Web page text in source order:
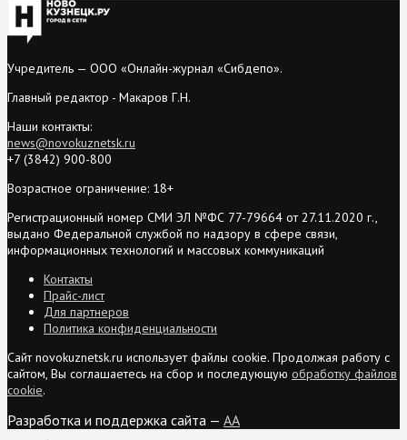
Учредитель — ООО «Онлайн-журнал «Сибдепо».
Главный редактор - Макаров Г.Н.
Наши контакты:
news@novokuznetsk.ru
+7 (3842) 900-800
Возрастное ограничение: 18+
Регистрационный номер СМИ ЭЛ №ФС 77-79664 от 27.11.2020 г.,
выдано Федеральной службой по надзору в сфере связи,
информационных технологий и массовых коммуникаций
Контакты
Прайс-лист
Для партнеров
Политика конфиденциальности
Сайт novokuznetsk.ru использует файлы cookie. Продолжая работу с
сайтом, Вы соглашаетесь на сбор и последующую обработку файлов
cookie.
Разработка и поддержка сайта — AA